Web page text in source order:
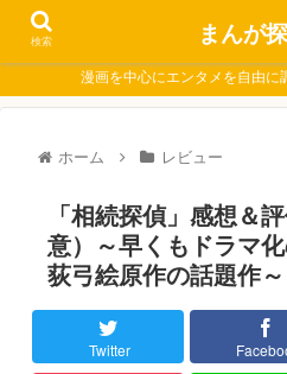
漫画を中心にエンタメを自由に
ホーム レビュー
「相続探偵」感想＆
意）～早くもドラマ
荻弓絵原作の話題作～
Twitter
検索 まんが